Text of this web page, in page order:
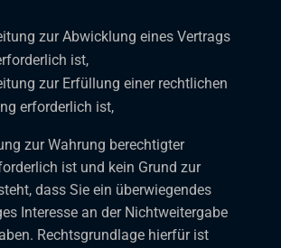
zur Abwicklung eines Vertrags
ist,
zur Erfüllung einer rechtlichen
erforderlich ist,
zur Wahrung berechtigter
ist und kein Grund zur
dass Sie ein überwiegendes
Interesse an der Nichtweitergabe
Rechtsgrundlage hierfür ist